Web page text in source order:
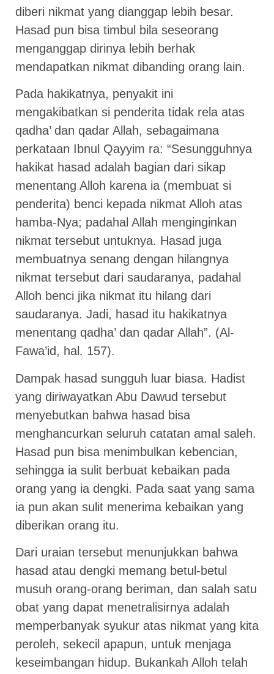
diberi nikmat yang dianggap lebih besar.
Hasad pun bisa timbul bila seseorang
menganggap dirinya lebih berhak
mendapatkan nikmat dibanding orang lain.
Pada hakikatnya, penyakit ini
mengakibatkan si penderita tidak rela atas
qadha’ dan qadar Allah, sebagaimana
perkataan Ibnul Qayyim ra: “Sesungguhnya
hakikat hasad adalah bagian dari sikap
menentang Alloh karena ia (membuat si
penderita) benci kepada nikmat Alloh atas
hamba-Nya; padahal Allah menginginkan
nikmat tersebut untuknya. Hasad juga
membuatnya senang dengan hilangnya
nikmat tersebut dari saudaranya, padahal
Alloh benci jika nikmat itu hilang dari
saudaranya. Jadi, hasad itu hakikatnya
menentang qadha’ dan qadar Allah”. (Al-
Fawa’id, hal. 157).
Dampak hasad sungguh luar biasa. Hadist
yang diriwayatkan Abu Dawud tersebut
menyebutkan bahwa hasad bisa
menghancurkan seluruh catatan amal saleh.
Hasad pun bisa menimbulkan kebencian,
sehingga ia sulit berbuat kebaikan pada
orang yang ia dengki. Pada saat yang sama
ia pun akan sulit menerima kebaikan yang
diberikan orang itu.
Dari uraian tersebut menunjukkan bahwa
hasad atau dengki memang betul-betul
musuh orang-orang beriman, dan salah satu
obat yang dapat menetralisirnya adalah
memperbanyak syukur atas nikmat yang kita
peroleh, sekecil apapun, untuk menjaga
keseimbangan hidup. Bukankah Alloh telah